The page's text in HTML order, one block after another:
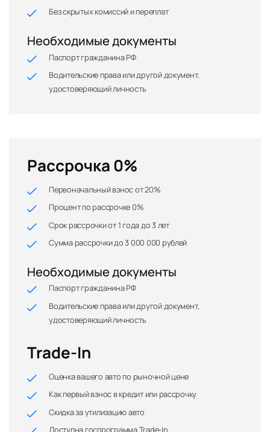
Без скрытых комиссий и переплат
Необходимые документы
Паспорт гражданина РФ
Водительские права или другой документ,
удостоверяющий личность
Рассрочка 0%
Первоначальный взнос от 20%
Процент по рассрочке 0%
Срок рассрочки от 1 года до 3 лет
Сумма рассрочки до 3 000 000 рублей
Необходимые документы
Паспорт гражданина РФ
Водительские права или другой документ,
удостоверяющий личность
Trade-In
Оценка вашего авто по рыночной цене
Как первый взнос в кредит или рассрочку
Скидка за утилизацию авто
Доступна госпрограмма Trade-In